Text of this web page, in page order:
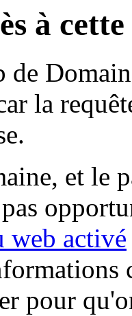
à
de
la
et le
web activé
pour